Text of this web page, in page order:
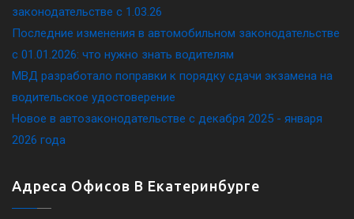
законодательстве c 1.03.26
Последние изменения в автомобильном законодательстве
c 01.01.2026: что нужно знать водителям
МВД разработало поправки к порядку сдачи экзамена на
водительское удостоверение
Новое в автозаконодательстве с декабря 2025 - января
2026 года
Адреса Офисов В Екатеринбурге